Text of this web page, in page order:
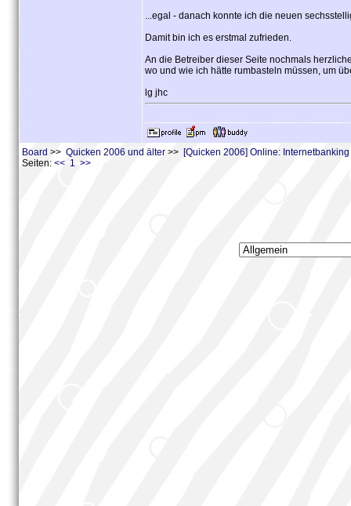
...egal - danach konnte ich die neuen
Damit bin ich es erstmal zufrieden.
An die Betreiber dieser Seite nochmals
wo und wie ich hätte rumbasteln müssen, um
lg jhc
Board >> Quicken 2006 und älter >> [Quicken 2006] Online:
Seiten: << 1 >>